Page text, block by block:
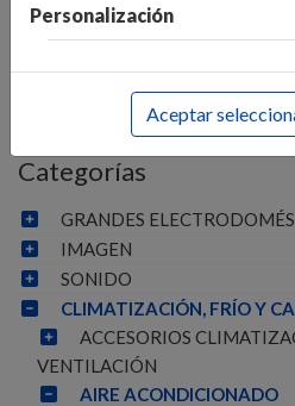
INICIO>CLIMATIZACIÓN,
ACONDICIONADO
> CASSETE
Categorías
GRANDES
IMAGEN
SONIDO
CLIMATIZACIÓN, FRÍO Y
ACCESORIOS
VENTILACIÓN
AIRE ACONDICIONADO
Personalización
Aceptar